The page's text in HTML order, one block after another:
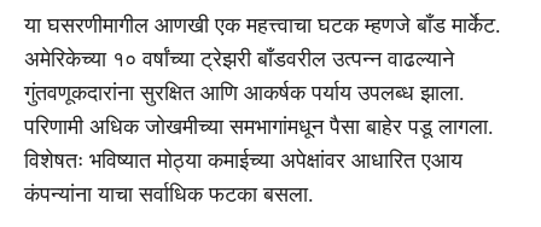
या घसरणीमागील आणखी एक महत्त्वाचा घटक म्हणजे बाँड मार्केट.
अमेरिकेच्या १० वर्षांच्या ट्रेझरी बाँडवरील उत्पन्न वाढल्याने
गुंतवणूकदारांना सुरक्षित आणि आकर्षक पर्याय उपलब्ध झाला.
परिणामी अधिक जोखमीच्या समभागांमधून पैसा बाहेर पडू लागला.
विशेषतः भविष्यात मोठ्या कमाईच्या अपेक्षांवर आधारित एआय
कंपन्यांना याचा सर्वाधिक फटका बसला.